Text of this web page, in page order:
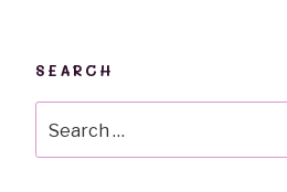
SEARCH
for: